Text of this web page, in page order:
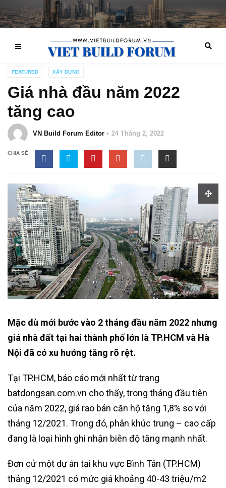
FEATURED XÂY DỰNG
Giá nhà đầu năm 2022
tăng cao
VN Build Forum Editor 24 Tháng 2, 2022
CHIA SẺ
Mặc dù mới bước vào 2 tháng đầu năm 2022 nhưng
giá nhà đất tại hai thành phố lớn là TP.HCM và Hà
Nội đã có xu hướng tăng rõ rệt.
Tại TP.HCM, báo cáo mới nhất từ trang
batdongsan.com.vn cho thấy, trong tháng đầu tiên
của năm 2022, giá rao bán căn hộ tăng 1,8% so với
tháng 12/2021. Trong đó, phân khúc trung – cao cấp
đang là loại hình ghi nhận biên độ tăng mạnh nhất.
Đơn cử một dự án tại khu vực Bình Tân (TP.HCM)
tháng 12/2021 có mức giá khoảng 40-43 triệu/m2